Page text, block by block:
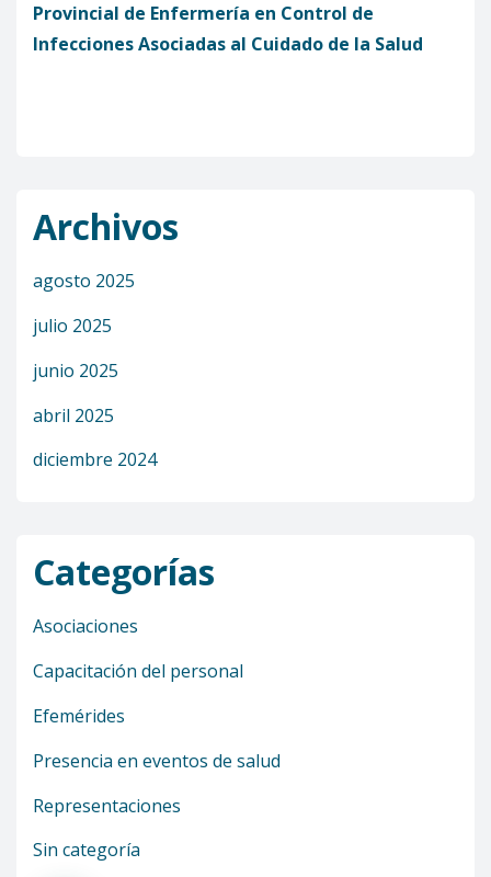
Provincial de Enfermería en Control de
Infecciones Asociadas al Cuidado de la Salud
Archivos
agosto 2025
julio 2025
junio 2025
abril 2025
diciembre 2024
Categorías
Asociaciones
Capacitación del personal
Efemérides
Presencia en eventos de salud
Representaciones
Sin categoría